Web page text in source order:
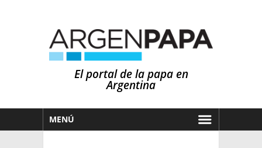
El portal de la papa en
Argentina
MENÚ